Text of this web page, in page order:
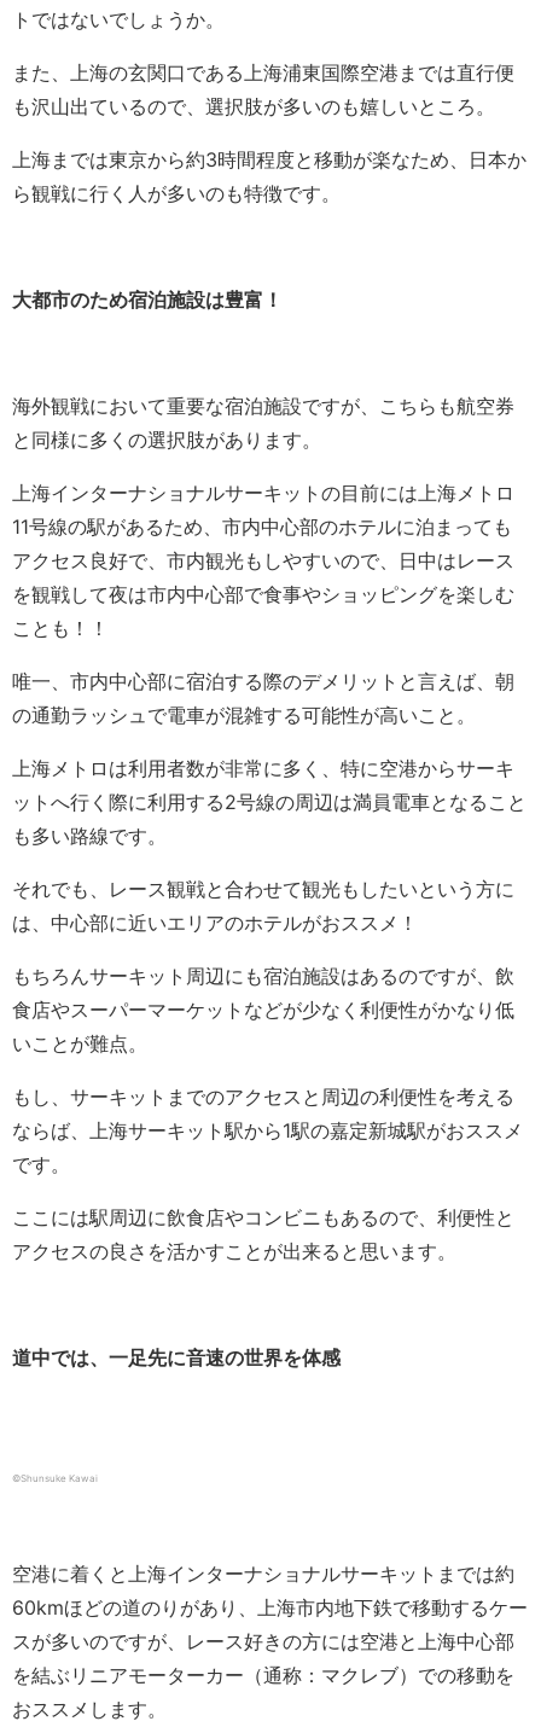
トではないでしょうか。
また、上海の玄関口である上海浦東国際空港までは直行便
も沢山出ているので、選択肢が多いのも嬉しいところ。
上海までは東京から約3時間程度と移動が楽なため、日本か
ら観戦に行く人が多いのも特徴です。
大都市のため宿泊施設は豊富！
海外観戦において重要な宿泊施設ですが、こちらも航空券
と同様に多くの選択肢があります。
上海インターナショナルサーキットの目前には上海メトロ
11号線の駅があるため、市内中心部のホテルに泊まっても
アクセス良好で、市内観光もしやすいので、日中はレース
を観戦して夜は市内中心部で食事やショッピングを楽しむ
ことも！！
唯一、市内中心部に宿泊する際のデメリットと言えば、朝
の通勤ラッシュで電車が混雑する可能性が高いこと。
上海メトロは利用者数が非常に多く、特に空港からサーキ
ットへ行く際に利用する2号線の周辺は満員電車となること
も多い路線です。
それでも、レース観戦と合わせて観光もしたいという方に
は、中心部に近いエリアのホテルがおススメ！
もちろんサーキット周辺にも宿泊施設はあるのですが、飲
食店やスーパーマーケットなどが少なく利便性がかなり低
いことが難点。
もし、サーキットまでのアクセスと周辺の利便性を考える
ならば、上海サーキット駅から1駅の嘉定新城駅がおススメ
です。
ここには駅周辺に飲食店やコンビニもあるので、利便性と
アクセスの良さを活かすことが出来ると思います。
道中では、一足先に音速の世界を体感
©Shunsuke Kawai
空港に着くと上海インターナショナルサーキットまでは約
60kmほどの道のりがあり、上海市内地下鉄で移動するケー
スが多いのですが、レース好きの方には空港と上海中心部
を結ぶリニアモーターカー（通称：マクレブ）での移動を
おススメします。